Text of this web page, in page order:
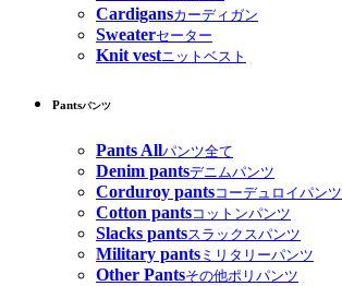
Cardigansカーディガン
Sweaterセーター
Knit vestニットベスト
Pantsパンツ
Pants Allパンツ全て
Denim pantsデニムパンツ
Corduroy pantsコーデュロイパンツ
Cotton pantsコットンパンツ
Slacks pantsスラックスパンツ
Military pants ミリタリーパンツ
Other Pantsその他ポリパンツ